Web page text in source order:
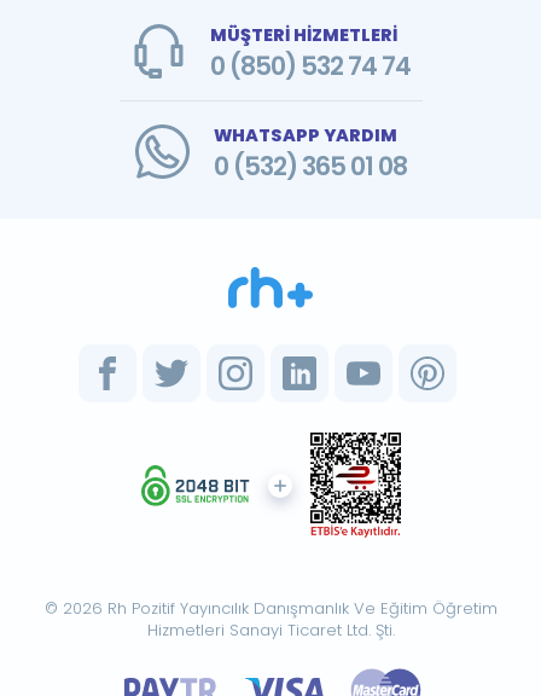
MÜŞTERİ HİZMETLERİ
0 (850) 532 74 74
WHATSAPP YARDIM
0 (532) 365 01 08
© 2026 Rh Pozitif Yayıncılık Danışmanlık Ve Eğitim Öğretim
Hizmetleri Sanayi Ticaret Ltd. Şti.